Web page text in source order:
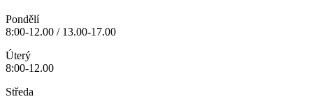
Pondělí
8:00-12.00 / 13.00-17.00
Úterý
8:00-12.00
Středa